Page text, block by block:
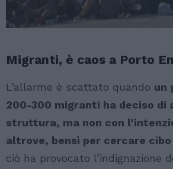
Migranti, è caos a Porto
L’allarme è scattato quando un
200-300 migranti ha deciso di
struttura, ma non con
altrove, bensì per cercare cibo
ciò ha provocato l’indignazione